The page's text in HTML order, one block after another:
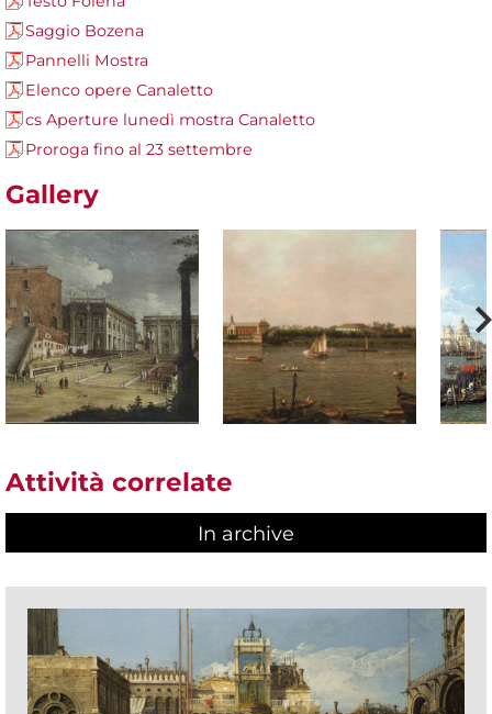
Saggio Bozena
Pannelli Mostra
Elenco opere Canaletto
cs Aperture lunedì mostra Canaletto
Proroga fino al 23 settembre
Gallery
Attività correlate
In archive